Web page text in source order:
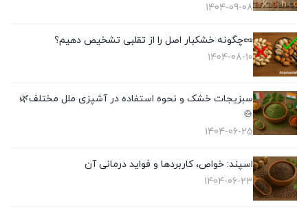
1404-09-08
🥜چگونه خشکبار اصل را از تقلبی تشخیص دهیم؟
1404-08-10
سبزیجات خشک و نحوه استفاده در آشپزی ملل مختلف🌿
🍲
1404-06-25
اسپند: خواص، کاربردها و فواید درمانی آن
1404-06-23